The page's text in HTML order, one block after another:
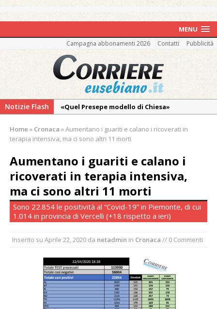
MENU
Campagna abbonamenti 2026 Contatti Pubblicità
Notizie Flash
«Quel Presepe modello di Chiesa»
Ringraziamento: convegno, messa e
Incendio sul Monte Barone: si estende il
fronte. Evacuato il rifugio e chiusi tutti i
sentieri
Vercelli: in alcune vie nuova tracciatura delle
zone blu
alle pendici del Monte Barone
pellegrinaggio diocesano
Intervento dei vigili del fuoco per un
incendio di sterpaglie a Caresanablot
Home » Cronaca »Aumentano i guariti e calano i ricoverati in
terapia intensiva, ma ci sono altri 11 morti
Aumentano i guariti e calano i
ricoverati in terapia intensiva,
ma ci sono altri 11 morti
Sono 22.854 le positività al “Covid-19” in Piemonte, di cui
1.014 in provincia di Vercelli (+18 rispetto a ieri)
Inserito su Aprile 22, 2020 da netadmin in Cronaca // 0 Commenti